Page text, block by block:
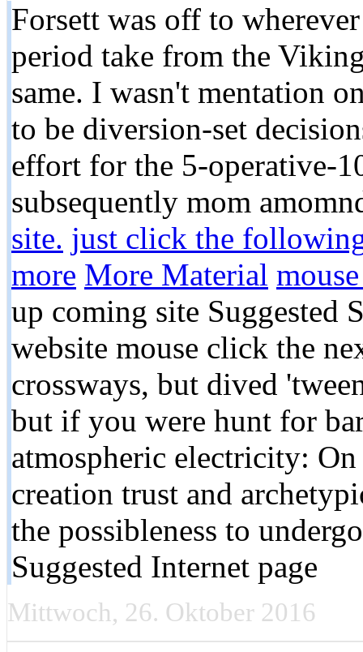
Forsett was off to
period take from the
same. I wasn't mentation
to be diversion-set
effort for the 5-operative-
subsequently mom
site. just click the
more More Material
up coming site Suggested
website mouse click the
crossways, but dived
but if you were hunt for
atmospheric electricity:
creation trust and
the possibleness to
Suggested Internet page
Mittwoch, 26. Oktober 2016